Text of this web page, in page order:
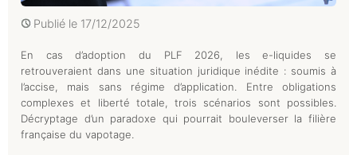
Publié le 17/12/2025
En cas d’adoption du PLF 2026, les e-liquides se
retrouveraient dans une situation juridique inédite : soumis à
l’accise, mais sans régime d’application. Entre obligations
complexes et liberté totale, trois scénarios sont possibles.
Décryptage d’un paradoxe qui pourrait bouleverser la filière
française du vapotage.